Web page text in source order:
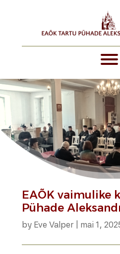
EAÕK vaimulike
Pühade
by Eve Valper mai 1,